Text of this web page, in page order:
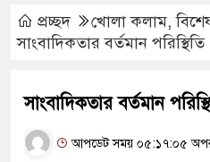
প্রচ্ছদ খোলা কলাম,
সাংবাদিকতার বর্তমান পরিস্থিতি
সাংবাদিকতার বর্তমান
আপডেট সময় ০৫:১৭:০৫